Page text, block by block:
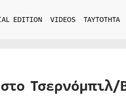
EDITION VIDEOS ΤΑΥΤΟΤΗΤΑ